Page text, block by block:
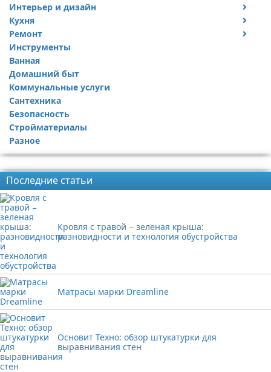
Интерьер и дизайн
Дизайн дачи
Дизайн квартиры
Кухня
Посуда
Ремонт
Ремонт дачи
Ремонт квартиры
Инструменты
Ванная
Домашний быт
Коммунальные услуги
Сантехника
Безопасность
Стройматериалы
Разное
Последние статьи
Кровля с травой − зеленая крыша:
разновидности и технология обустройства
Матрасы марки Dreamline
Основит Техно: обзор штукатурки для
выравнивания стен